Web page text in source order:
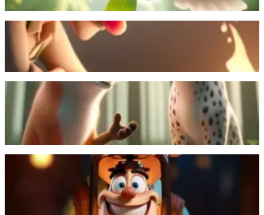
Läs mer
En bonde räddar en döende orm, men ormen
återgäldar vänligheten med ett dödligt bett.
Läs mer
I en tävling mellan en leopard och en räv visar sig
rävens list och intelligens överträffa leopardens
skönhet och styrka.
Läs mer
En skrytsam lampa lär sig att vara ödmjuk sedan en
vindpust släckt dess låga. Husets herre tänder den
igen och förklarar att lampan lyser fint men att den
inte behöver skryta om det.